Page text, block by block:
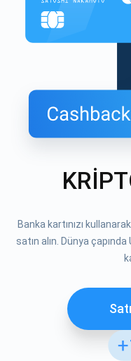
Banka kartınızı
satın alın. Dünya